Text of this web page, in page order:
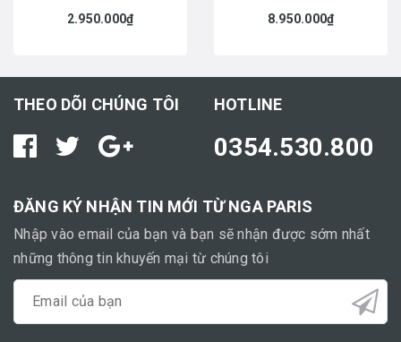
2.950.000₫ 8.950.000₫
THEO DÕI CHÚNG TÔI HOTLINE
0354.530.800
ĐĂNG KÝ NHẬN TIN MỚI TỪ NGA PARIS
Nhập vào email của bạn và bạn sẽ nhận được sớm nhất
những thông tin khuyến mại từ chúng tôi